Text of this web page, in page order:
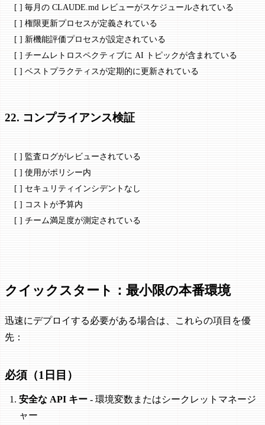
[ ] 毎月の CLAUDE.md レビューがスケジュールされている
[ ] 権限更新プロセスが定義されている
[ ] 新機能評価プロセスが設定されている
[ ] チームレトロスペクティブに AI トピックが含まれている
[ ] ベストプラクティスが定期的に更新されている
22. コンプライアンス検証
[ ] 監査ログがレビューされている
[ ] 使用がポリシー内
[ ] セキュリティインシデントなし
[ ] コストが予算内
[ ] チーム満足度が測定されている
クイックスタート：最小限の本番環境
迅速にデプロイする必要がある場合は、これらの項目を優
先：
必須（1日目）
安全な API キー - 環境変数またはシークレットマネージ
ャー